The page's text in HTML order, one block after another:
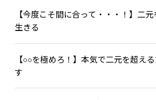
【今度こそ間に合って・・・！】二
生きる
【○○を極めろ！】本気で二元を超え
す